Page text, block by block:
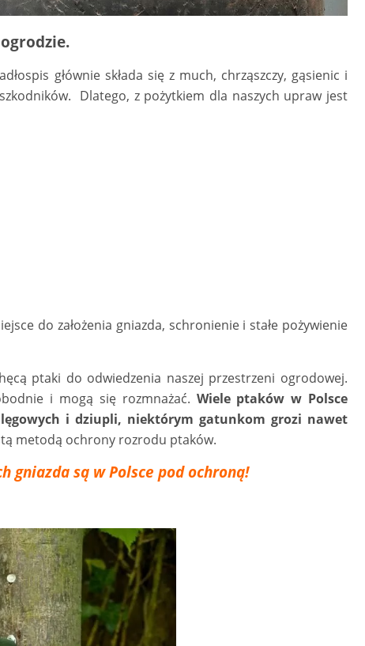
głównie składa się z much, chrząszczy, gąsienic i
Dlatego, z pożytkiem dla naszych upraw jest
do założenia gniazda, schronienie i stałe pożywienie
ptaki do odwiedzenia naszej przestrzeni ogrodowej.
i mogą się rozmnażać. Wiele ptaków w Polsce
i dziupli, niektórym gatunkom grozi nawet
metodą ochrony rozrodu ptaków.
są w Polsce pod ochroną!